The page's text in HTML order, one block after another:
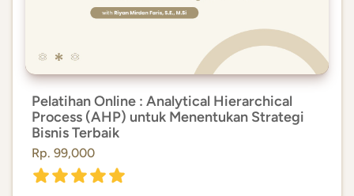
Pelatihan Online : Analytical Hierarchical
Process (AHP) untuk Menentukan Strategi
Bisnis Terbaik
Rp. 99,000